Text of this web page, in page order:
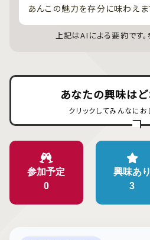
あんこの魅力を存分に味わえま
上記はAIによる要約です。
あなたの興味はど
クリックしてみんなにお
参加予定
0
興味あり
3